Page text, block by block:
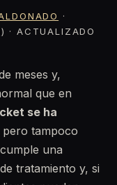
·
· ACTUALIZADO
meses y,
que en
se ha
pero tampoco
una
tratamiento y, si